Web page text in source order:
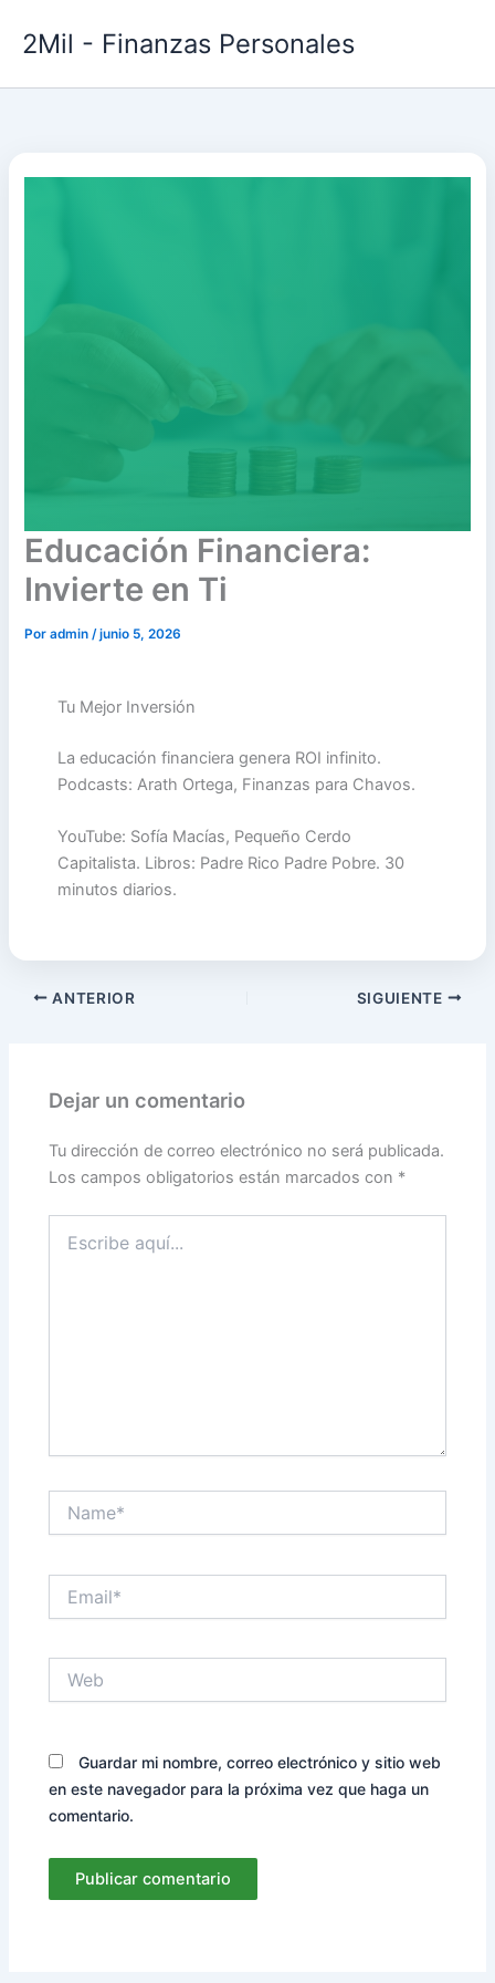
2Mil - Finanzas Personales
Educación Financiera:
Invierte en Ti
Poradmin/junio 5, 2026
Tu Mejor Inversión
La educación financiera genera ROI infinito.
Podcasts: Arath Ortega, Finanzas para Chavos.
YouTube: Sofía Macías, Pequeño Cerdo
Capitalista. Libros: Padre Rico Padre Pobre. 30
minutos diarios.
ANTERIOR SIGUIENTE
Dejar un comentario
Tu dirección de correo electrónico no será publicada.
Los campos obligatorios están marcados con *
aquí...
Guardar mi nombre, correo electrónico y sitio web
en este navegador para la próxima vez que haga un
comentario.